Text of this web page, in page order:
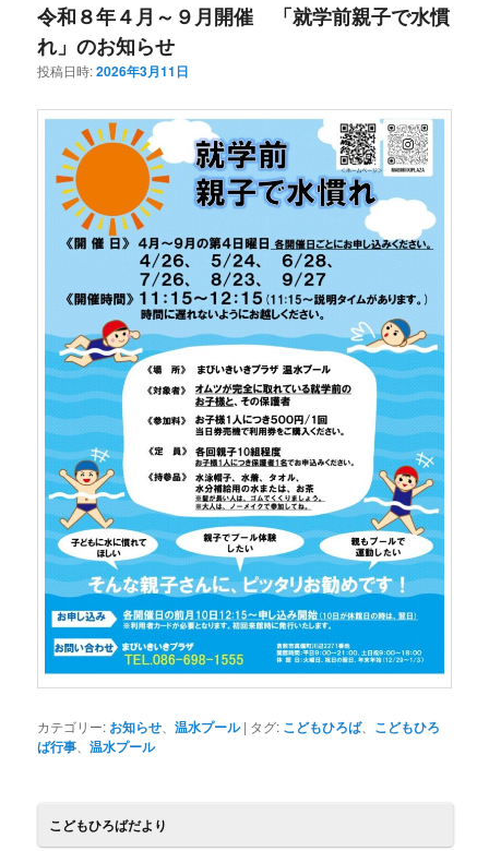
令和８年４月～９月開催 「就学前親子で水慣
れ」のお知らせ
投稿日時:2026年3月11日
カテゴリー: お知らせ、温水プール | タグ: こどもひろば、 こどもひろ
ば行事、温水プール
こどもひろばだより